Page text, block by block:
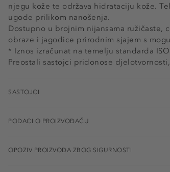
njegu kože te održava hidrataciju kože.
ugode prilikom nanošenja.
Dostupno u brojnim nijansama ružičaste,
obraze i jagodice prirodnim sjajem s
* Iznos izračunat na temelju standarda
Preostali sastojci pridonose
SASTOJCI
PODACI O PROIZVOĐAČU
OPOZIV PROIZVODA ZBOG SIGURNOSTI